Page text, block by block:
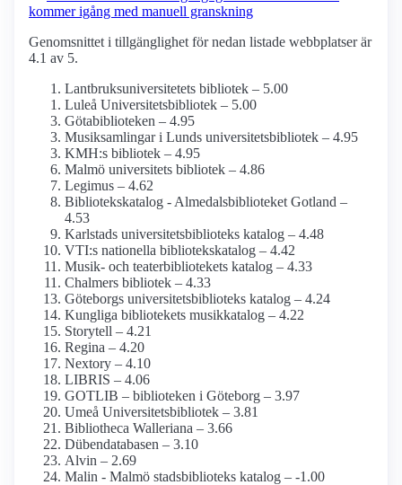
kommer igång med manuell granskning
Genomsnittet i tillgänglighet för nedan listade webbplatser är
4.1 av 5.
Lantbruksuniversitetets bibliotek – 5.00
Luleå Universitetsbibliotek – 5.00
Götabiblioteken – 4.95
Musiksamlingar i Lunds universitetsbibliotek – 4.95
KMH:s bibliotek – 4.95
Malmö universitets bibliotek – 4.86
Legimus – 4.62
Bibliotekskatalog - Almedalsbiblioteket Gotland –
4.53
Karlstads universitetsbiblioteks katalog – 4.48
VTI:s nationella bibliotekskatalog – 4.42
Musik- och teaterbibliotekets katalog – 4.33
Chalmers bibliotek – 4.33
Göteborgs universitetsbiblioteks katalog – 4.24
Kungliga bibliotekets musikkatalog – 4.22
Storytell – 4.21
Regina – 4.20
Nextory – 4.10
LIBRIS – 4.06
GOTLIB – biblioteken i Göteborg – 3.97
Umeå Universitetsbibliotek – 3.81
Bibliotheca Walleriana – 3.66
Dübendatabasen – 3.10
Alvin – 2.69
Malin - Malmö stadsbiblioteks katalog – -1.00